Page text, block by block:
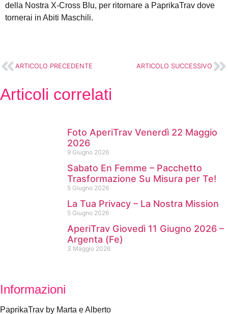
della Nostra X-Cross Blu, per ritornare a PaprikaTrav dove
tornerai in Abiti Maschili.
ARTICOLO PRECEDENTE ARTICOLO SUCCESSIVO
Articoli correlati
Foto AperiTrav Venerdì 22 Maggio
2026
9 Giugno 2026
Sabato En Femme – Pacchetto
Trasformazione Su Misura per Te!
5 Giugno 2026
La Tua Privacy – La Nostra Mission
5 Giugno 2026
AperiTrav Giovedì 11 Giugno 2026 –
Argenta (Fe)
3 Maggio 2026
Informazioni
PaprikaTrav by Marta e Alberto